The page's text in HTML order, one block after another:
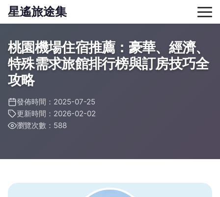
星遙旅途集
桃園機場住宿推薦：豪華、經濟、
特殊需求旅館排行榜與訂房技巧全
攻略
發佈時間：2025-07-25
更新時間：2026-02-02
瀏覽次數：588